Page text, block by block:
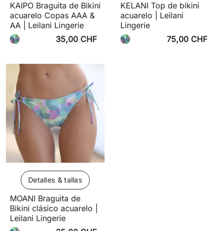
KAIPO Braguita de Bikini
acuarelo Copas AAA &
AA | Leilani Lingerie
35,00 CHF
KELANI Top de bikini
acuarelo | Leilani
Lingerie
75,00 CHF
Detalles & tallas
MOANI Braguita de
Bikini clásico acuarelo |
Leilani Lingerie